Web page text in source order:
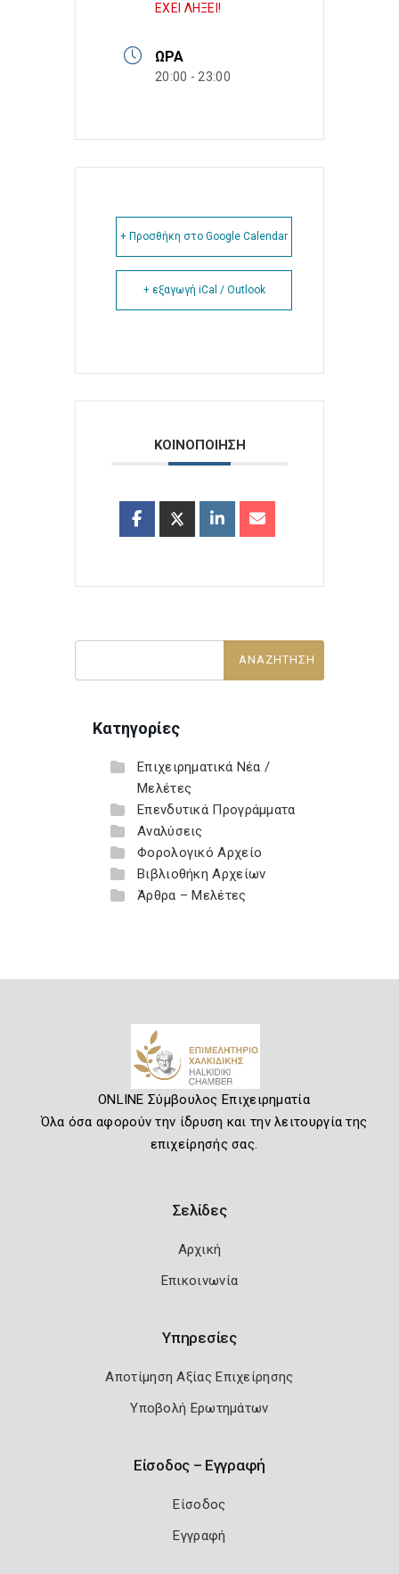
ΕΧΕΙ ΛΗΞΕΙ!
ΏΡΑ
20:00 - 23:00
+ Προσθήκη στο Google Calendar
+ εξαγωγή iCal / Outlook
ΚΟΙΝΟΠΟΙΗΣΗ
Κατηγορίες
Επιχειρηματικά Νέα /
Μελέτες
Επενδυτικά Προγράμματα
Αναλύσεις
Φορολογικό Αρχείο
Βιβλιοθήκη Αρχείων
Άρθρα – Μελέτες
ONLINE Σύμβουλος Επιχειρηματία
Όλα όσα αφορούν την ίδρυση και την λειτουργία της
επιχείρησής σας.
Σελίδες
Αρχική
Επικοινωνία
Υπηρεσίες
Αποτίμηση Αξίας Επιχείρησης
Υποβολή Ερωτημάτων
Είσοδος – Εγγραφή
Είσοδος
Εγγραφή